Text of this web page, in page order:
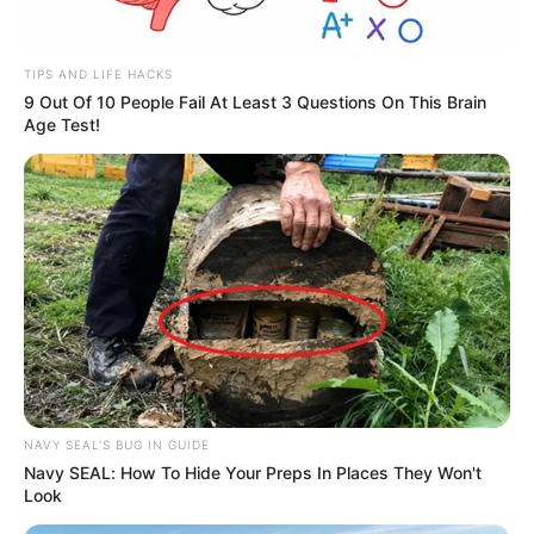
la plataforma del sistema de identificación de potenciales
beneficiarios Sisbén IV en la capital del Magdalena.
Leer también: El Gobernador de Bolívar, Yamil Arana,
salpicado en escándalo de Invías
TIPS AND LIFE HACKS
9 Out Of 10 People Fail At Least 3 Questions On This Brain
Age Test!
NAVY SEAL'S BUG IN GUIDE
Navy SEAL: How To Hide Your Preps In Places They Won't
Look